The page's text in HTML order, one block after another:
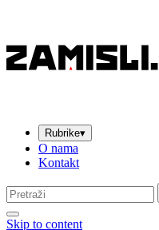
Rubrike▾
O nama
Kontakt
Pretraga:
Skip to content